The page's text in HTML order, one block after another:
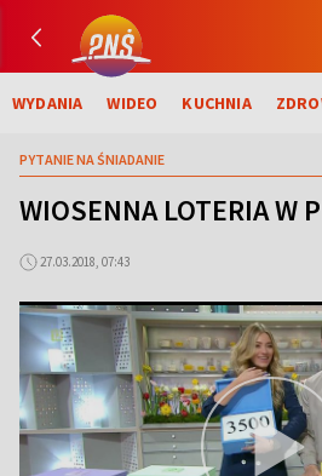
WYDANIA WIDEO KUCHNIA
PYTANIE NA ŚNIADANIE
WIOSENNA LOTERIA W
27.03.2018, 07:43